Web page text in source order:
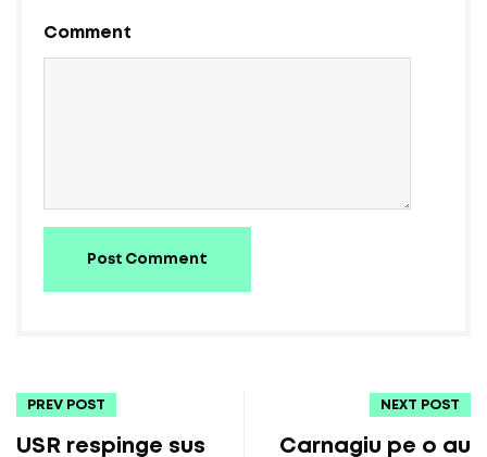
Comment
Post Comment
PREV POST
USR respinge sus
NEXT POST
Carnagiu pe o au